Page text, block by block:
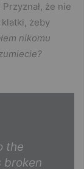
Przyznał, że nie
żeby
nikomu
the
broken